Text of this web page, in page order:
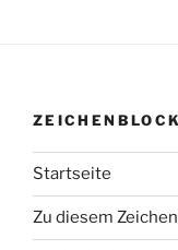
ZEICHENBLOCK
Startseite
Zu diesem